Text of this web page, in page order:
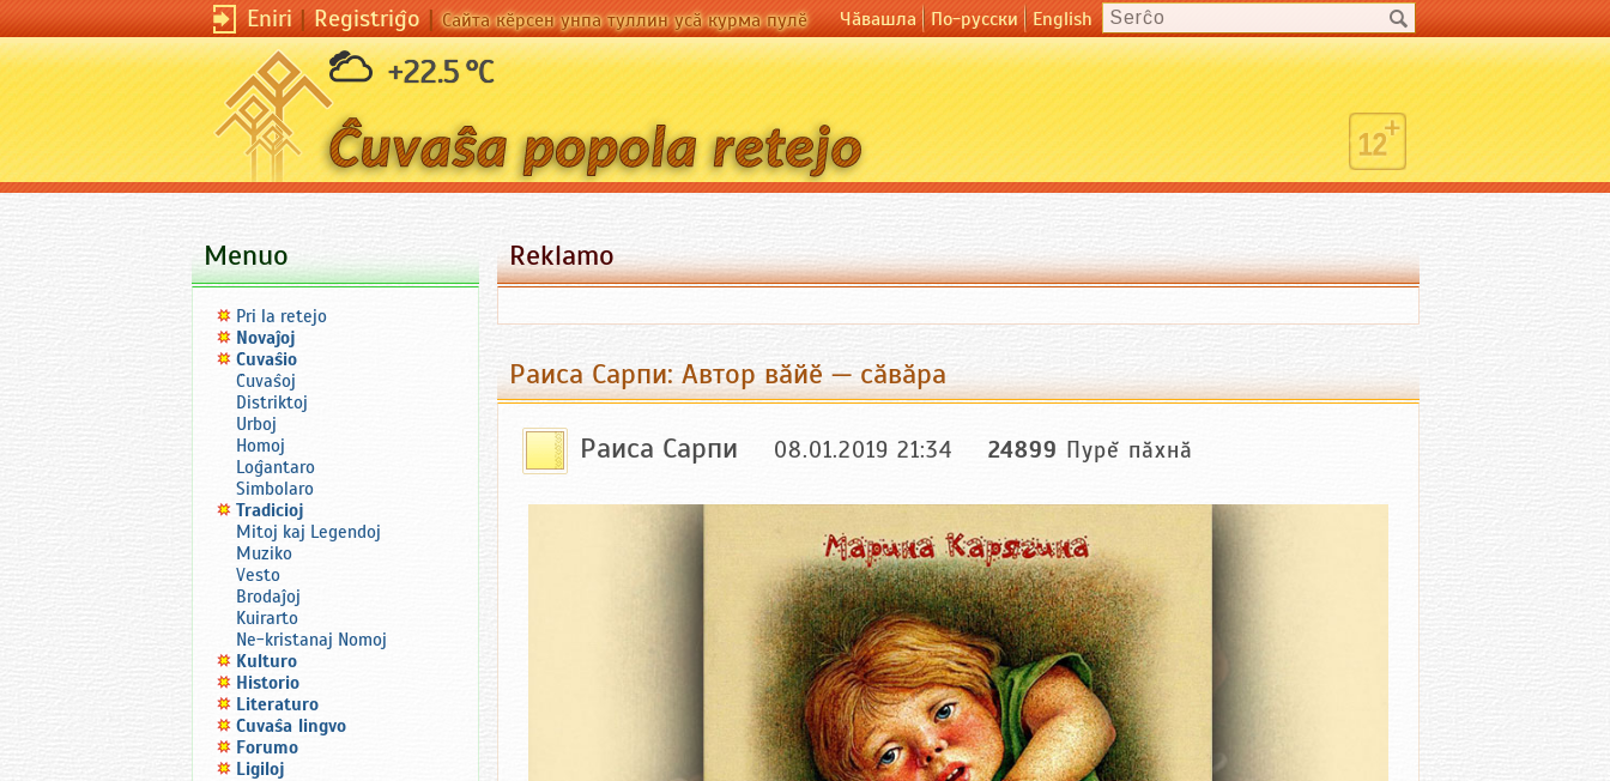
Eniri|Registriĝo|Сайта кӗрсен унпа туллин усӑ курма пулӗ Чӑвашла По-русски English
+22.5 °C
Reklamo
Раиса Сарпи: Автор вӑйӗ — сӑвӑра
Раиса Сарпи 08.01.2019 21:34 24899 Пурĕ пăхнă
Menuo
Pri la retejo
Novaĵoj
Ĉuvaŝio
Ĉuvaŝoj
Distriktoj
Urboj
Homoj
Loĝantaro
Simbolaro
Tradicioj
Mitoj kaj Legendoj
Muziko
Vesto
Brodaĵoj
Kuirarto
Ne-kristanaj Nomoj
Kulturo
Historio
Literaturo
Ĉuvaŝa lingvo
Forumo
Ligiloj